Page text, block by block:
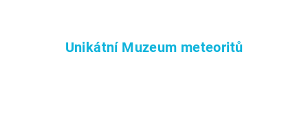
Unikátní Muzeum meteoritů